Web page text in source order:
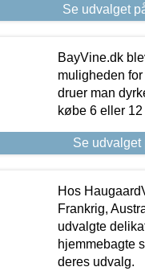
Se udvalget
BayVine.dk
muligheden
druer man
købe 6 eller
Se udvalget
Hos
Frankrig,
udvalgte
hjemmebagte
deres udvalg.